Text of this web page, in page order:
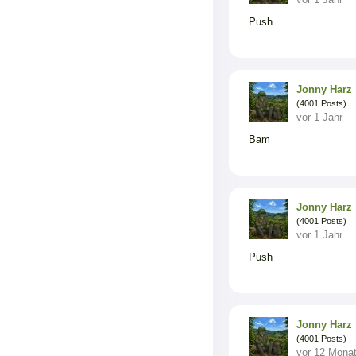
Push
Jonny Harz
(4001 Posts)
vor 1 Jahr
Bam
Jonny Harz
(4001 Posts)
vor 1 Jahr
Push
Jonny Harz
(4001 Posts)
vor 12